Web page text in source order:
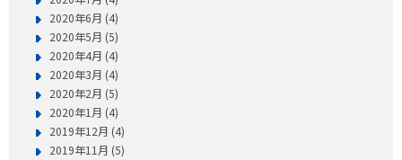
2020年6月 (4)
2020年5月 (5)
2020年4月 (4)
2020年3月 (4)
2020年2月 (5)
2020年1月 (4)
2019年12月 (4)
2019年11月 (5)